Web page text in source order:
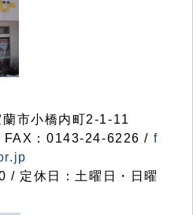
市小橋内町2-1-11
：0143-24-6226 / f
/ 定休日：土曜日・日曜